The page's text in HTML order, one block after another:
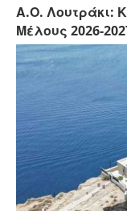
Α.Ο. Λουτράκι:
Μέλους 2026-